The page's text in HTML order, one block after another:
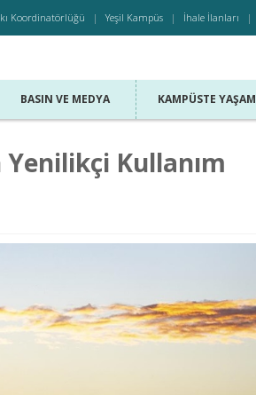
Koordinatörlüğü Yeşil Kampüs İhale İlanları
BASIN VE MEDYA KAMPÜSTE YAŞAM
Kullanım